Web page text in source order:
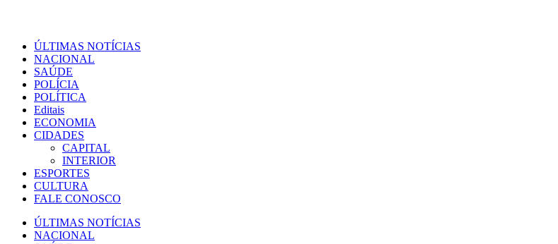
ÚLTIMAS NOTÍCIAS
NACIONAL
SAÚDE
POLÍCIA
POLÍTICA
Editais
ECONOMIA
CIDADES
CAPITAL
INTERIOR
ESPORTES
CULTURA
FALE CONOSCO
ÚLTIMAS NOTÍCIAS
NACIONAL